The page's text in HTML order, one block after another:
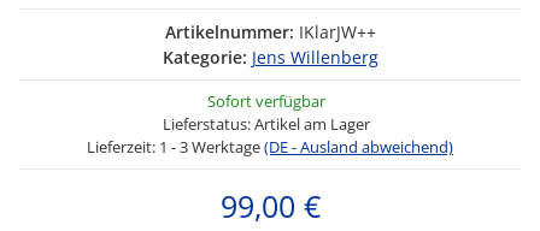
Artikelnummer: IKlarJW++
Kategorie: Jens Willenberg
Sofort verfügbar
Lieferstatus: Artikel am Lager
Lieferzeit: 1 - 3 Werktage(DE - Ausland abweichend)
99,00 €